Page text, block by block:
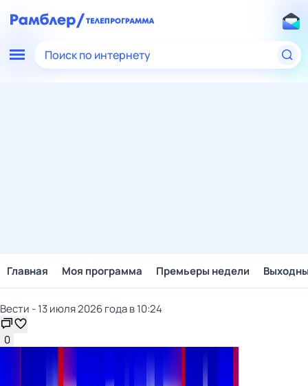
Поиск по интернету
Главная Моя программа Премьеры недели
Вести - 13 июля 2026 года в 10:24
0